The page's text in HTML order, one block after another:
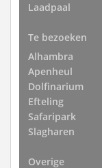
Laadpaal
Te bezoeken
Alhambra
Apenheul
Dolfinarium
Efteling
Safaripark
Slagharen
Overige